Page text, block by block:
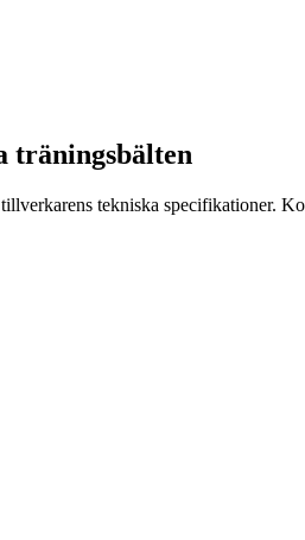
träningsbälten
tekniska specifikationer.